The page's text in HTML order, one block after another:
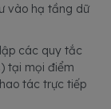
vào hạ tầng dữ
các quy tắc
tại mọi điểm
tác trực tiếp